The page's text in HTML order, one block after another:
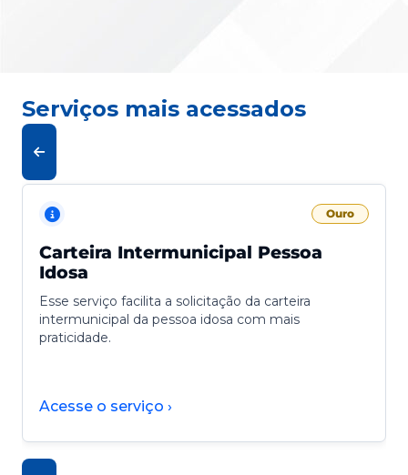
Serviços mais acessados
Ouro
Carteira Intermunicipal Pessoa
Idosa
Esse serviço facilita a solicitação da carteira
intermunicipal da pessoa idosa com mais
praticidade.
Acesse o serviço ›